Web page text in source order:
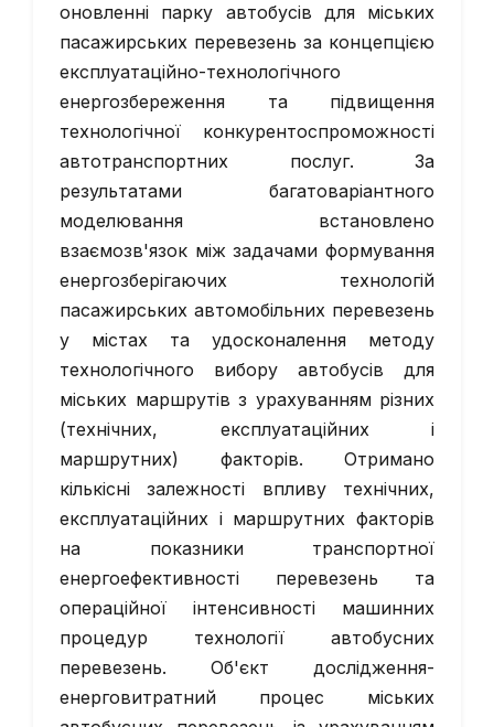
оновленні парку автобусів для міських
пасажирських перевезень за концепцією
експлуатаційно-технологічного
енергозбереження та підвищення
технологічної конкурентоспроможності
автотранспортних послуг. За
результатами багатоваріантного
моделювання встановлено
взаємозв'язок між задачами формування
енергозберігаючих технологій
пасажирських автомобільних перевезень
у містах та удосконалення методу
технологічного вибору автобусів для
міських маршрутів з урахуванням різних
(технічних, експлуатаційних і
маршрутних) факторів. Отримано
кількісні залежності впливу технічних,
експлуатаційних і маршрутних факторів
на показники транспортної
енергоефективності перевезень та
операційної інтенсивності машинних
процедур технології автобусних
перевезень. Об'єкт дослідження-
енерговитратний процес міських